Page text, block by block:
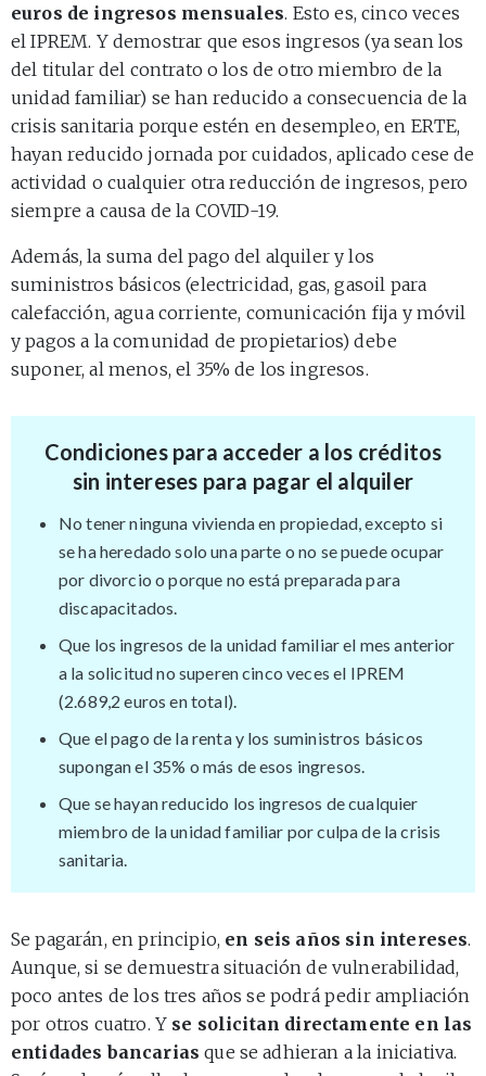
euros de ingresos mensuales. Esto es, cinco veces
el IPREM. Y demostrar que esos ingresos (ya sean los
del titular del contrato o los de otro miembro de la
unidad familiar) se han reducido a consecuencia de la
crisis sanitaria porque estén en desempleo, en ERTE,
hayan reducido jornada por cuidados, aplicado cese de
actividad o cualquier otra reducción de ingresos, pero
siempre a causa de la COVID-19.
Además, la suma del pago del alquiler y los
suministros básicos (electricidad, gas, gasoil para
calefacción, agua corriente, comunicación fija y móvil
y pagos a la comunidad de propietarios) debe
suponer, al menos, el 35% de los ingresos.
Condiciones para acceder a los créditos
sin intereses para pagar el alquiler
No tener ninguna vivienda en propiedad, excepto si
se ha heredado solo una parte o no se puede ocupar
por divorcio o porque no está preparada para
discapacitados.
Que los ingresos de la unidad familiar el mes anterior
a la solicitud no superen cinco veces el IPREM
(2.689,2 euros en total).
Que el pago de la renta y los suministros básicos
supongan el 35% o más de esos ingresos.
Que se hayan reducido los ingresos de cualquier
miembro de la unidad familiar por culpa de la crisis
sanitaria.
Se pagarán, en principio, en seis años sin intereses.
Aunque, si se demuestra situación de vulnerabilidad,
poco antes de los tres años se podrá pedir ampliación
por otros cuatro. Y se solicitan directamente en las
entidades bancarias que se adhieran a la iniciativa.